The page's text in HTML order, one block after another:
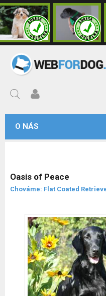
O NÁS
Oasis of Peace
Chováme: Flat Coated